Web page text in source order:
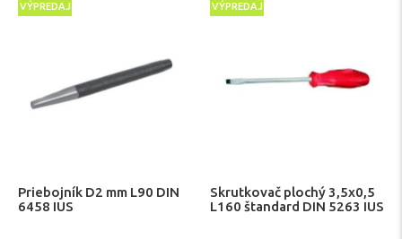
VÝPREDAJ
Priebojník D2 mm L90 DIN
6458 IUS
VÝPREDAJ
Skrutkovač plochý 3,5x0,5
L160 štandard DIN 5263 IUS